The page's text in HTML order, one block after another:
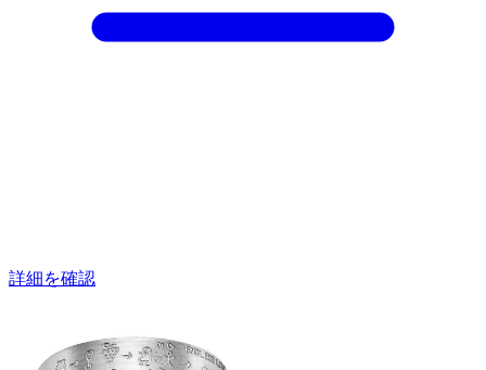
詳細を確認